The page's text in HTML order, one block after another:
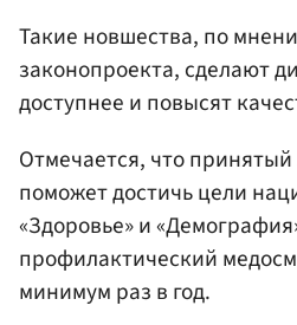
Такие новшества, по
законопроекта, сделают
доступнее и повысят
Отмечается, что
поможет достичь цели
«Здоровье» и
профилактический
минимум раз в год.